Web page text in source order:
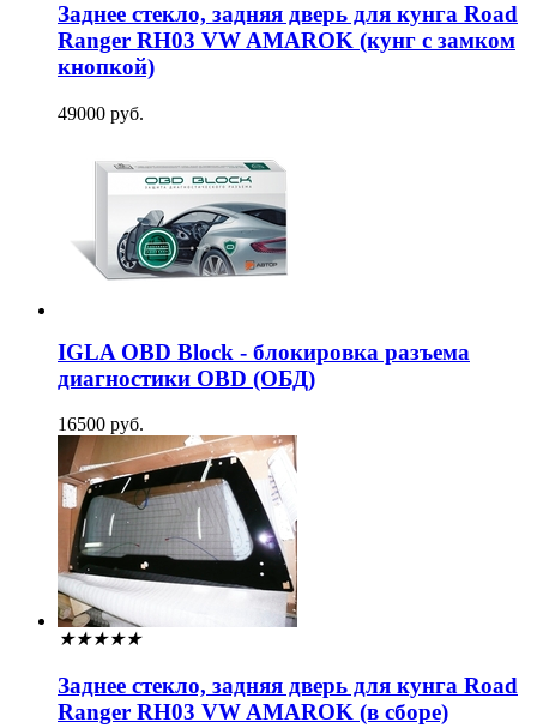
Заднее стекло, задняя дверь для кунга Road
Ranger RH03 VW AMAROK (кунг с замком
кнопкой)
49000 руб.
IGLA OBD Block - блокировка разъема
диагностики OBD (ОБД)
16500 руб.
★★★★★
Заднее стекло, задняя дверь для кунга Road
Ranger RH03 VW AMAROK (в сборе)